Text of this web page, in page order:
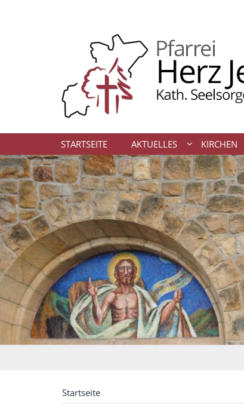
STARTSEITE AKTUELLES KIRCHEN
Startseite